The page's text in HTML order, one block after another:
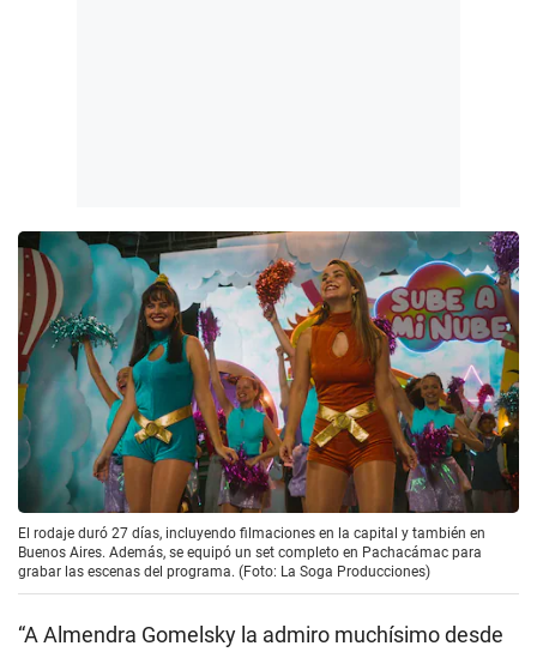
El rodaje duró 27 días, incluyendo filmaciones en la capital y también en
Buenos Aires. Además, se equipó un set completo en Pachacámac para
grabar las escenas del programa. (Foto: La Soga Producciones)
“A Almendra Gomelsky la admiro muchísimo desde